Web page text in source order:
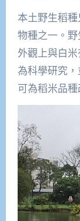
本土野生稻
物種之一。
外觀上與白
為科學研究
可為稻米品種